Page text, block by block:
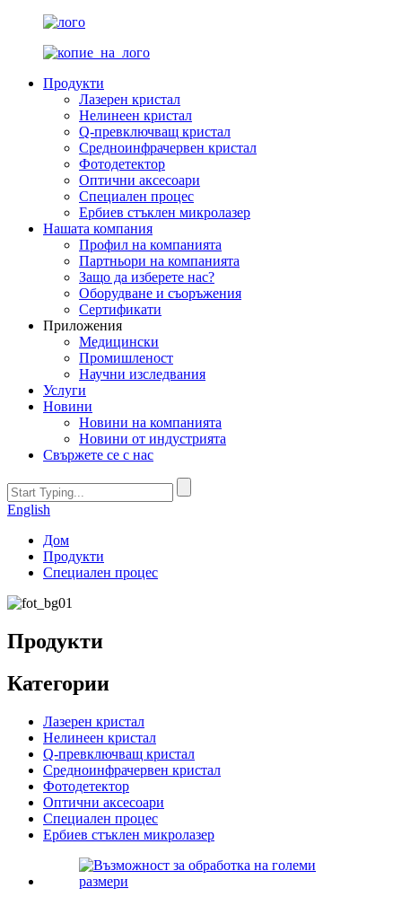
Продукти
Лазерен кристал
Нелинеен кристал
Q-превключващ кристал
Средноинфрачервен кристал
Фотодетектор
Оптични аксесоари
Специален процес
Ербиев стъклен микролазер
Нашата компания
Профил на компанията
Партньори на компанията
Защо да изберете нас?
Оборудване и съоръжения
Сертификати
Приложения
Медицински
Промишленост
Научни изследвания
Услуги
Новини
Новини на компанията
Новини от индустрията
Свържете се с нас
English
Дом
Продукти
Специален процес
Продукти
Категории
Лазерен кристал
Нелинеен кристал
Q-превключващ кристал
Средноинфрачервен кристал
Фотодетектор
Оптични аксесоари
Специален процес
Ербиев стъклен микролазер